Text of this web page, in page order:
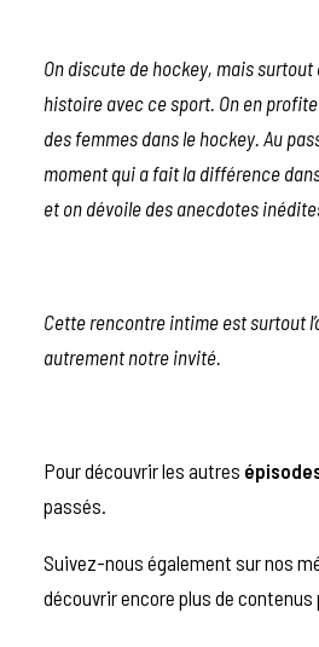
On discute de hockey, mais
histoire avec ce sport. On en
des femmes dans le hockey. Au
moment qui a fait la différence
et on dévoile des anecdotes
Cette rencontre intime est surtout
autrement notre invité.
Pour découvrir les autres
passés.
Suivez-nous également sur nos
découvrir encore plus de contenus